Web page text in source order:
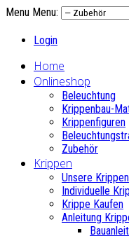
Menu Menu:
Login
Home
Onlineshop
Beleuchtung
Krippenbau-
Krippenfiguren
Zubehör
Krippen
Unsere Krippen
Individuelle
Krippe Kaufen
Anleitung